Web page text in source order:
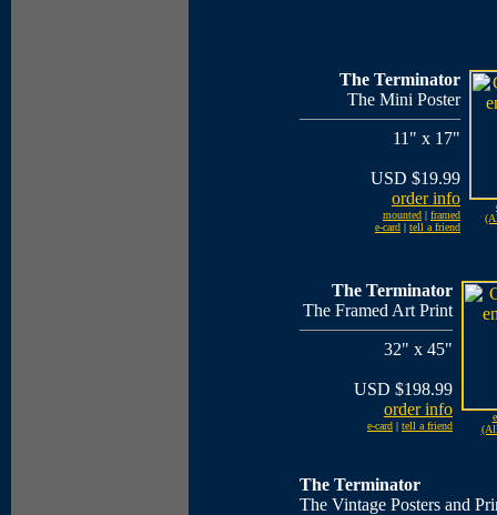
The Terminator
The Mini Poster
11" x 17"
USD $19.99
order info
mounted | framed
e-card | tell a friend
The Terminator
The Framed Art Print
32" x 45"
USD $198.99
order info
e-card | tell a friend
The Terminator
The Vintage Posters and